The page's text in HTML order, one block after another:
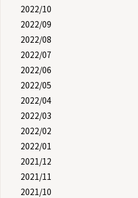
2022/10
2022/09
2022/08
2022/07
2022/06
2022/05
2022/04
2022/03
2022/02
2022/01
2021/12
2021/11
2021/10